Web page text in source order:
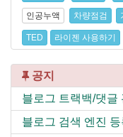
인공누액 차량점검
TED 라이젠 사용하기
공지
블로그 트랙백/댓글
블로그 검색 엔진 등